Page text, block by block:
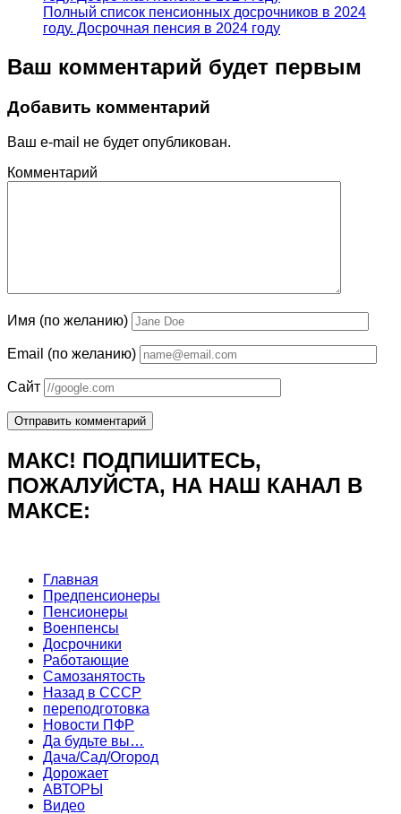
Полный список пенсионных досрочников в 2024
году. Досрочная пенсия в 2024 году
Ваш комментарий будет первым
Добавить комментарий
Ваш e-mail не будет опубликован.
Комментарий
Имя (по желанию)
Email (по желанию)
Сайт
МАКС! ПОДПИШИТЕСЬ,
ПОЖАЛУЙСТА, НА НАШ КАНАЛ В
МАКСЕ:
Главная
Предпенсионеры
Пенсионеры
Военпенсы
Досрочники
Работающие
Самозанятость
Назад в СССР
переподготовка
Новости ПФР
Да будьте вы…
Дача/Сад/Огород
Дорожает
АВТОРЫ
Видео